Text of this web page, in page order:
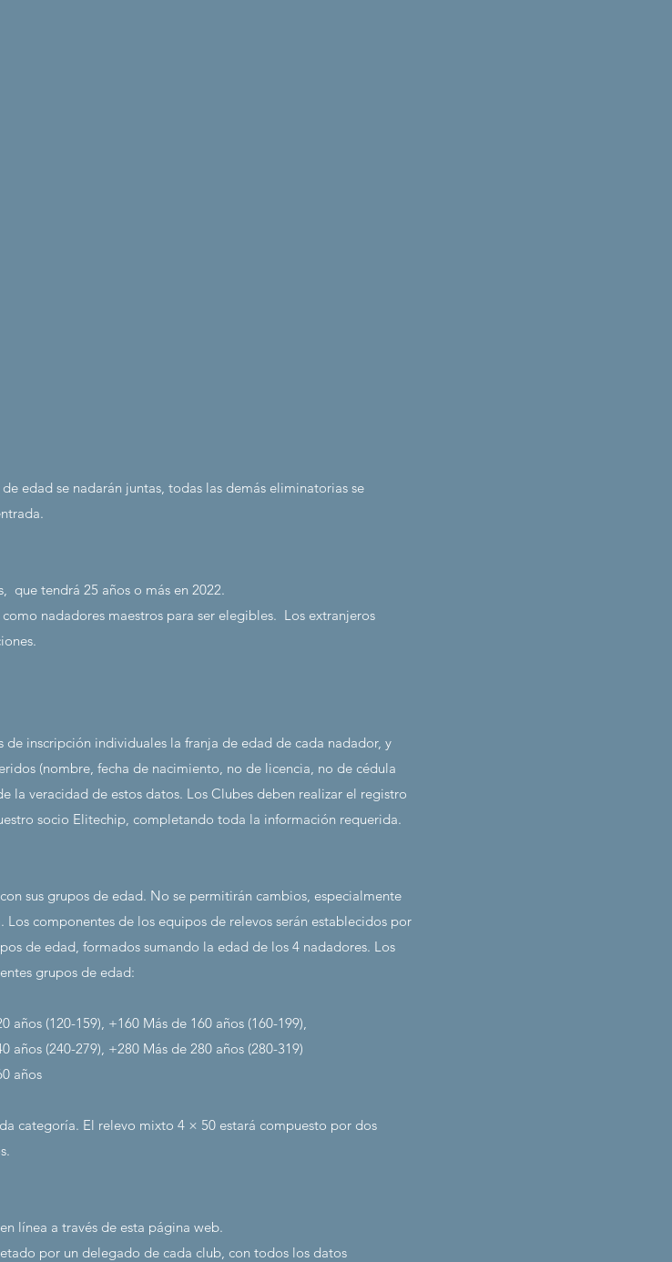
edad se nadarán juntas, todas las demás eliminatorias se
que tendrá 25 años o más en 2022.
nadadores maestros para ser elegibles. Los extranjeros
de inscripción individuales la franja de edad de cada nadador, y
(nombre, fecha de nacimiento, no de licencia, no de cédula
la veracidad de estos datos. Los Clubes deben realizar el registro
socio Elitechip, completando toda la información requerida.
sus grupos de edad. No se permitirán cambios, especialmente
componentes de los equipos de relevos serán establecidos por
de edad, formados sumando la edad de los 4 nadadores. Los
grupos de edad:
años (120-159), +160 Más de 160 años (160-199),
años (240-279), +280 Más de 280 años (280-319)
años
categoría. El relevo mixto 4 × 50 estará compuesto por dos
línea a través de esta página web.
por un delegado de cada club, con todos los datos